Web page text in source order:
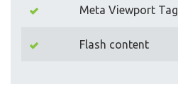
Meta Viewport Tag
Flash content